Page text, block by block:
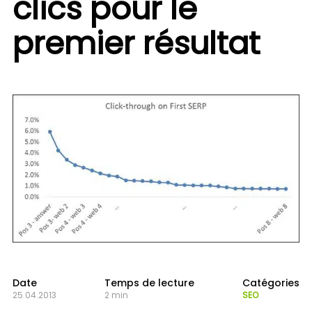
premier résultat
Date
25.04.2013
Temps de lecture
2 min
Catégories
SEO